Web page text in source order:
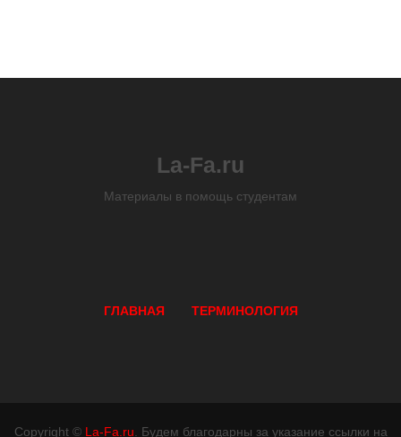
La-Fa.ru
Материалы в помощь студентам
ГЛАВНАЯ ТЕРМИНОЛОГИЯ
Copyright © La-Fa.ru . Будем благодарны за указание ссылки на